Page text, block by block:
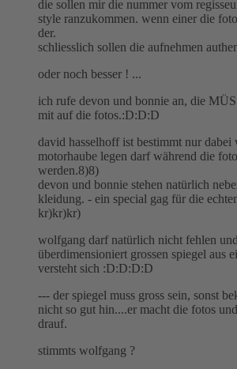
die sollen mir die nummer vom
style ranzukommen. wenn einer die
der.
schliesslich sollen die aufnehmen
oder noch besser ! ...
ich rufe devon und bonnie an, die
mit auf die fotos.:D:D:D
david hasselhoff ist bestimmt nur dabei
motorhaube legen darf während die
werden.8)8)
devon und bonnie stehen natürlich
kleidung. - ein special gag für die
kr)kr)kr)
wolfgang darf natürlich nicht fehlen
überdimensioniert grossen spiegel aus
versteht sich :D:D:D:D
--- der spiegel muss gross sein, sonst
nicht so gut hin....er macht die fotos
drauf.
stimmts wolfgang ?